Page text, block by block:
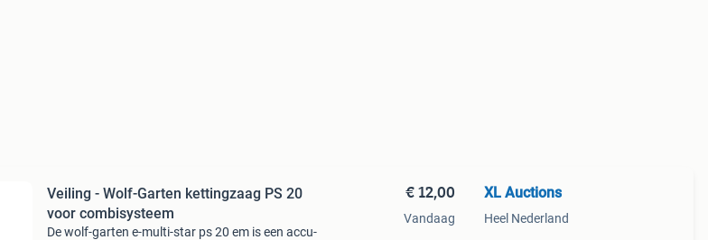
Veiling - Wolf-Garten kettingzaag PS 20
voor combisysteem
De wolf-garten e-multi-star ps 20 em is een accu-
€ 12,00
Vandaag
XL Auctions
Heel Nederland